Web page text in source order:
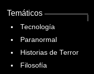
Temáticos
Tecnología
Paranormal
Historias de Terror
Filosofía